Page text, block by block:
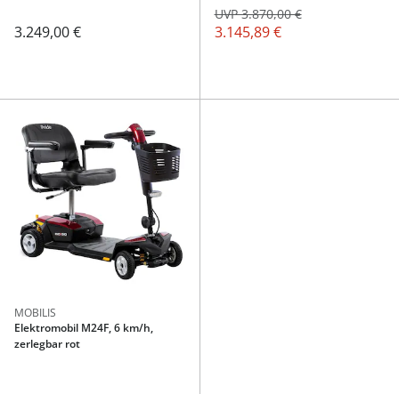
3.249,00 € 3.145,89 €
UVP 3.870,00 €
MOBILIS
Elektromobil M24F, 6 km/h,
zerlegbar rot